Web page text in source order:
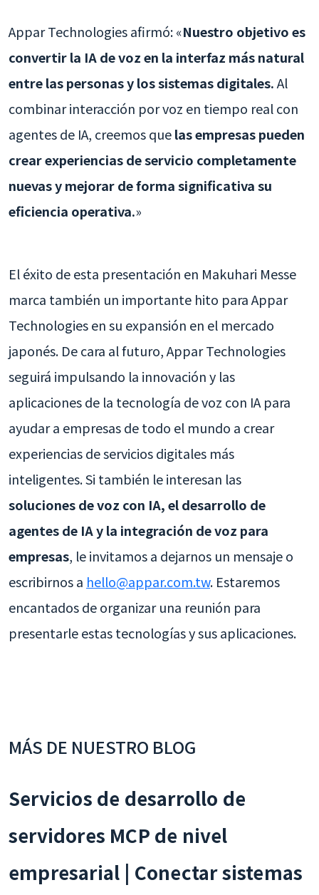
Appar Technologies afirmó: «Nuestro objetivo es
convertir la IA de voz en la interfaz más natural
entre las personas y los sistemas digitales.Al
combinar interacción por voz en tiempo real con
agentes de IA, creemos quelas empresas pueden
crear experiencias de servicio completamente
nuevas y mejorar de forma significativa su
eficiencia operativa.»
El éxito de esta presentación en Makuhari Messe
marca también un importante hito para Appar
Technologies en su expansión en el mercado
japonés. De cara al futuro, Appar Technologies
seguirá impulsando la innovación y las
aplicaciones de la tecnología de voz con IA para
ayudar a empresas de todo el mundo a crear
experiencias de servicios digitales más
inteligentes. Si también le interesan las
soluciones de voz con IA, el desarrollo de
agentes de IA y la integración de voz para
empresas, le invitamos a dejarnos un mensaje o
escribirnos a hello@appar.com.tw. Estaremos
encantados de organizar una reunión para
presentarle estas tecnologías y sus aplicaciones.
MÁS DE NUESTRO BLOG
Servicios de desarrollo de
servidores MCP de nivel
empresarial | Conectar sistemas